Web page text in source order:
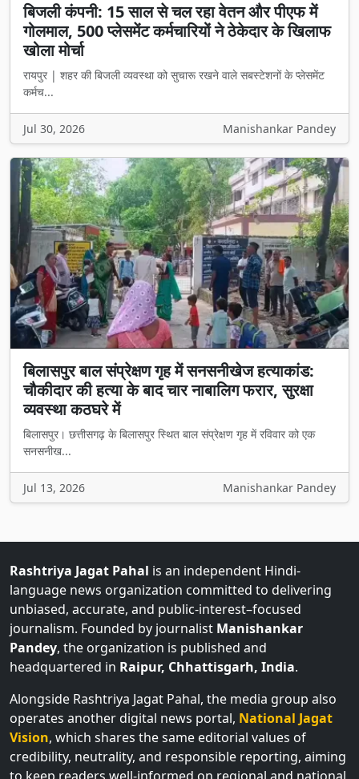
बिजली कंपनी: 15 साल से चल रहा वेतन और पीएफ में
गोलमाल, 500 प्लेसमेंट कर्मचारियों ने ठेकेदार के खिलाफ
खोला मोर्चा
रायपुर | शहर की बिजली व्यवस्था को सुचारू रखने वाले सबस्टेशनों के प्लेसमेंट
कर्मच...
Jul 30, 2026 Manishankar Pandey
बिलासपुर बाल संप्रेक्षण गृह में सनसनीखेज हत्याकांड:
चौकीदार की हत्या के बाद चार नाबालिग फरार, सुरक्षा
व्यवस्था कठघरे में
बिलासपुर। छत्तीसगढ़ के बिलासपुर स्थित बाल संप्रेक्षण गृह में रविवार को एक
सनसनीख...
Jul 13, 2026 Manishankar Pandey
Rashtriya Jagat Pahal is an independent Hindi-
language news organization committed to delivering
unbiased, accurate, and public-interest–focused
journalism. Founded by journalist Manishankar
Pandey, the organization is published and
headquartered in Raipur, Chhattisgarh, India.
Alongside Rashtriya Jagat Pahal, the media group also
operates another digital news portal, National Jagat
Vision, which shares the same editorial values of
credibility, neutrality, and responsible reporting, aiming